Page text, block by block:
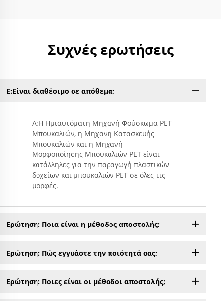
Συχνές ερωτήσεις
Ε:Είναι διαθέσιμο σε απόθεμα;
Α:Η Ημιαυτόματη Μηχανή Φούσκωμα PET
Μπουκαλιών, η Μηχανή Κατασκευής
Μπουκαλιών και η Μηχανή
Μορφοποίησης Μπουκαλιών PET είναι
κατάλληλες για την παραγωγή πλαστικών
δοχείων και μπουκαλιών PET σε όλες τις
μορφές.
Ερώτηση: Ποια είναι η μέθοδος αποστολής;
Ερώτηση: Πώς εγγυάστε την ποιότητά σας;
Ερώτηση: Ποιες είναι οι μέθοδοι αποστολής;